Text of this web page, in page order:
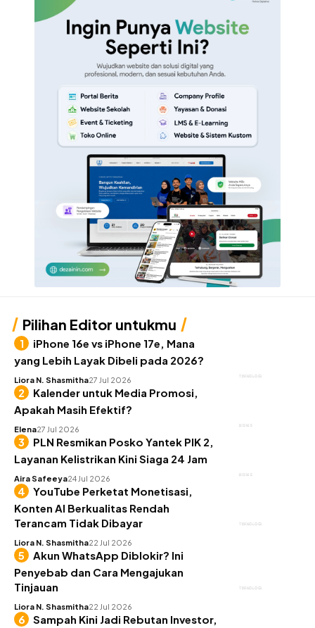
Pilihan Editor untukmu
TEKNOLOGI
iPhone 16e vs iPhone 17e, Mana
yang Lebih Layak Dibeli pada 2026?
Liora N. Shasmitha27 Jul 2026
BISNIS
Kalender untuk Media Promosi,
Apakah Masih Efektif?
Elena27 Jul 2026
BISNIS
PLN Resmikan Posko Yantek PIK 2,
Layanan Kelistrikan Kini Siaga 24 Jam
Aira Safeeya24 Jul 2026
TEKNOLOGI
YouTube Perketat Monetisasi,
Konten AI Berkualitas Rendah
Terancam Tidak Dibayar
Liora N. Shasmitha22 Jul 2026
TEKNOLOGI
Akun WhatsApp Diblokir? Ini
Penyebab dan Cara Mengajukan
Tinjauan
Liora N. Shasmitha22 Jul 2026
Sampah Kini Jadi Rebutan Investor,